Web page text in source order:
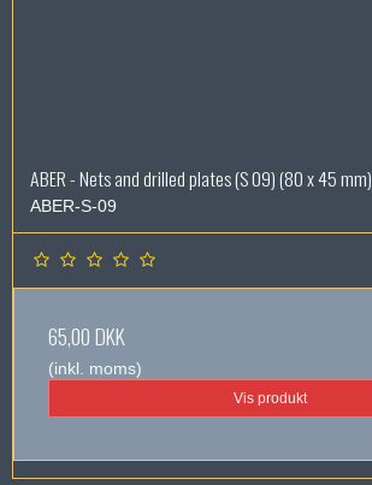
ABER - Nets and drilled plates (S 09) (80 x 45 mm)
ABER-S-09
65,00 DKK
(inkl. moms)
Vis produkt